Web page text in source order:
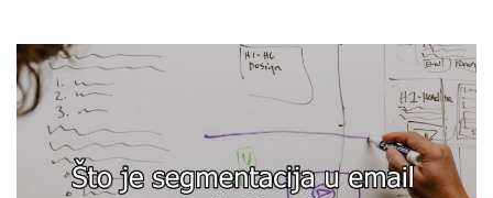
Hotelski Ekosistem
Rješenja